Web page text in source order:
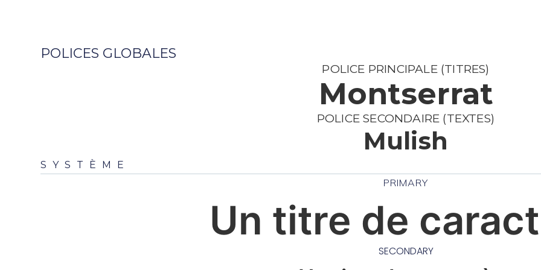
POLICES GLOBALES
POLICE PRINCIPALE (TITRES)
Montserrat
POLICE SECONDAIRE (TEXTES)
Mulish
SYSTÈME
PRIMARY
Un titre de
SECONDARY